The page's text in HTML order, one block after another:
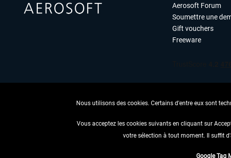
Aerosoft Forum
Soumettre une
Gift vouchers
Freeware
RENONCER
Nous utilisons des cookies. Certains d'entre eux sont
Vous acceptez les cookies suivants en cliquant sur
votre sélection à tout moment. Il suffit
Google Tag